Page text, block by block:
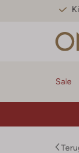
Sale